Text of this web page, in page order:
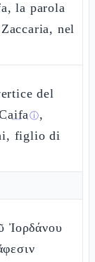
la parola
nel
del
ⓘ,
figlio di
Ἰορδάνου